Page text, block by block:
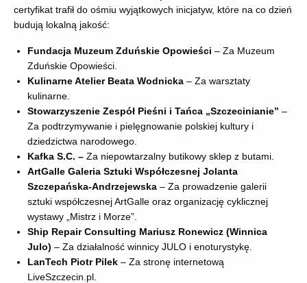
certyfikat trafił do ośmiu wyjątkowych inicjatyw, które na co dzień
budują lokalną jakość:
Fundacja Muzeum Zduńskie Opowieści – Za Muzeum
Zduńskie Opowieści.
Kulinarne Atelier Beata Wodnicka – Za warsztaty
kulinarne.
Stowarzyszenie Zespół Pieśni i Tańca „Szczecinianie” –
Za podtrzymywanie i pielęgnowanie polskiej kultury i
dziedzictwa narodowego.
Kafka S.C. – Za niepowtarzalny butikowy sklep z butami.
ArtGalle Galeria Sztuki Współczesnej Jolanta
Szczepańska-Andrzejewska – Za prowadzenie galerii
sztuki współczesnej ArtGalle oraz organizację cyklicznej
wystawy „Mistrz i Morze”.
Ship Repair Consulting Mariusz Ronewicz (Winnica
Julo) – Za działalność winnicy JULO i enoturystykę.
LanTech Piotr Pilek – Za stronę internetową
LiveSzczecin.pl.